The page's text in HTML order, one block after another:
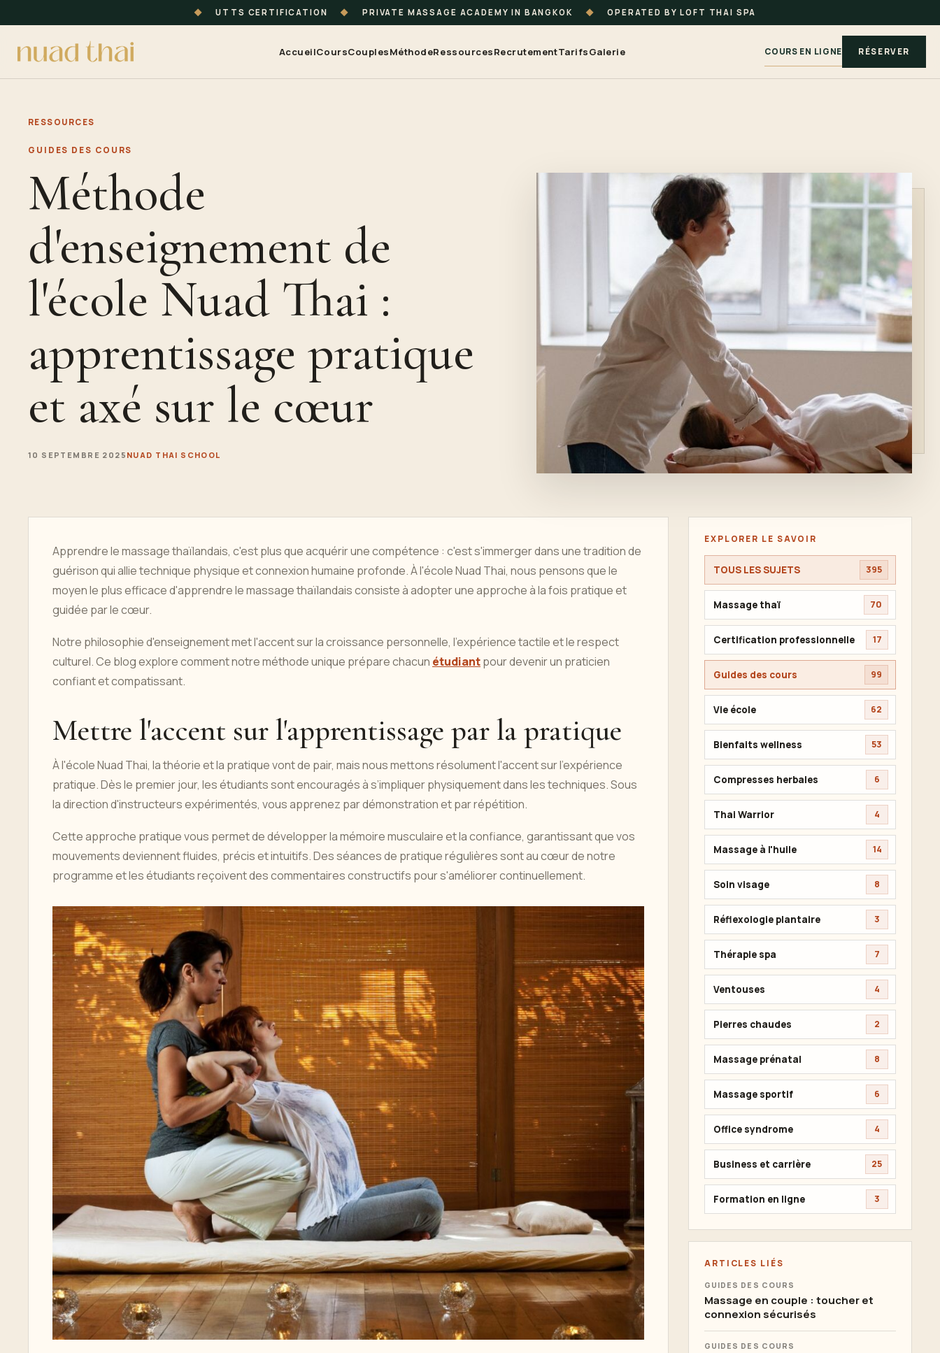
◆ UTTS CERTIFICATION ◆ PRIVATE MASSAGE ACADEMY IN BANGKOK ◆ OPERATED BY LOFT THAI SPA
AccueilCoursCouplesMéthodeRessourcesRecrutementTarifsGalerie COURS EN LIGNE RÉSERVER
RESSOURCES
GUIDES DES COURS
Méthode
d'enseignement de
l'école Nuad Thai :
apprentissage pratique
et axé sur le cœur
10 SEPTEMBRE 2025 NUAD THAI SCHOOL
Apprendre le massage thaïlandais, c'est plus que acquérir une compétence : c'est s'immerger dans une tradition de
guérison qui allie technique physique et connexion humaine profonde. À l'école Nuad Thai, nous pensons que le
moyen le plus efficace d'apprendre le massage thaïlandais consiste à adopter une approche à la fois pratique et
guidée par le cœur.
Notre philosophie d'enseignement met l'accent sur la croissance personnelle, l'expérience tactile et le respect
culturel. Ce blog explore comment notre méthode unique prépare chacun étudiantpour devenir un praticien
confiant et compatissant.
Mettre l'accent sur l'apprentissage par la pratique
À l'école Nuad Thai, la théorie et la pratique vont de pair, mais nous mettons résolument l'accent sur l'expérience
pratique. Dès le premier jour, les étudiants sont encouragés à s’impliquer physiquement dans les techniques. Sous
la direction d'instructeurs expérimentés, vous apprenez par démonstration et par répétition.
Cette approche pratique vous permet de développer la mémoire musculaire et la confiance, garantissant que vos
mouvements deviennent fluides, précis et intuitifs. Des séances de pratique régulières sont au cœur de notre
programme et les étudiants reçoivent des commentaires constructifs pour s'améliorer continuellement.
EXPLORER LE SAVOIR
TOUS LES SUJETS 395
Massage thaï 70
Certification professionnelle 17
Guides des cours 99
Vie école 62
Bienfaits wellness 53
Compresses herbales 6
Thai Warrior 4
Massage à l'huile 14
Soin visage 8
Réflexologie plantaire 3
Thérapie spa 7
Ventouses 4
Pierres chaudes 2
Massage prénatal 8
Massage sportif 6
Office syndrome 4
Business et carrière 25
Formation en ligne 3
ARTICLES LIÉS
GUIDES DES COURS
Massage en couple : toucher et
connexion sécurisés
GUIDES DES COURS